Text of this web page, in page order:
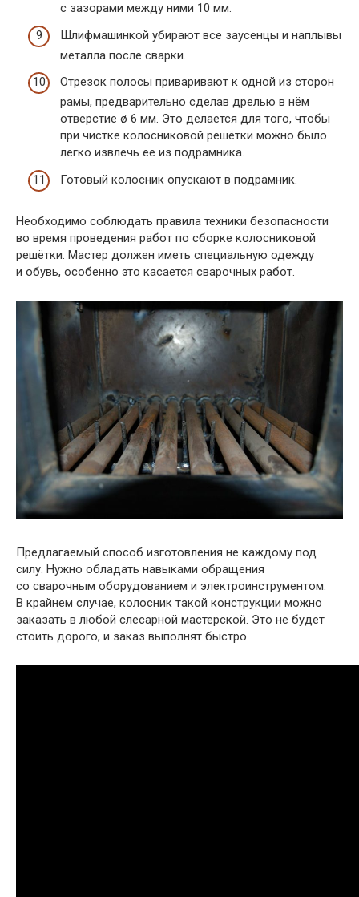
с зазорами между ними 10 мм.
Шлифмашинкой убирают все заусенцы и наплывы
металла после сварки.
Отрезок полосы приваривают к одной из сторон
рамы, предварительно сделав дрелью в нём
отверстие ø 6 мм. Это делается для того, чтобы
при чистке колосниковой решётки можно было
легко извлечь ее из подрамника.
Готовый колосник опускают в подрамник.
Необходимо соблюдать правила техники безопасности
во время проведения работ по сборке колосниковой
решётки. Мастер должен иметь специальную одежду
и обувь, особенно это касается сварочных работ.
Предлагаемый способ изготовления не каждому под
силу. Нужно обладать навыками обращения
со сварочным оборудованием и электроинструментом.
В крайнем случае, колосник такой конструкции можно
заказать в любой слесарной мастерской. Это не будет
стоить дорого, и заказ выполнят быстро.